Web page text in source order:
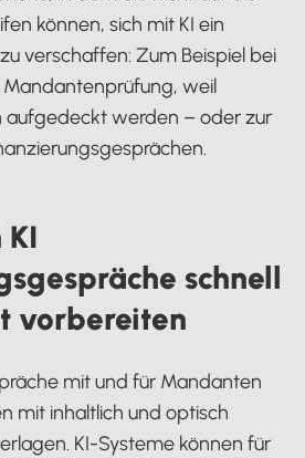
können, sich mit KI ein
verschaffen: Zum Beispiel bei
weil
aufgedeckt werden – oder zur
schnell
vorbereiten
mit und für Mandanten
mit inhaltlich und optisch
KI-Systeme können für